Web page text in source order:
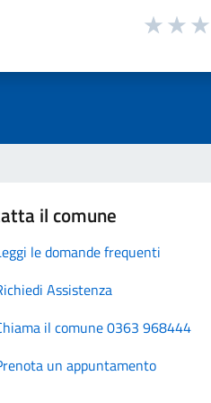
il comune
le domande frequenti
Assistenza
il comune 0363 968444
un appuntamento